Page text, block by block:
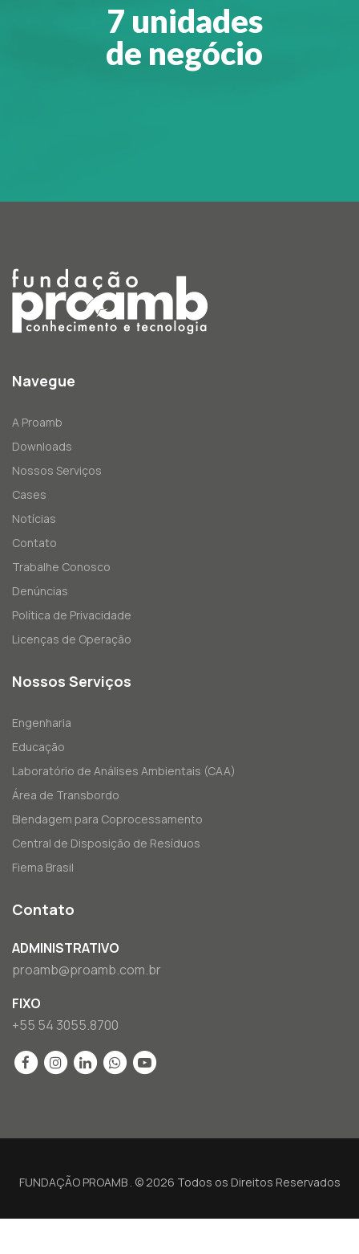
7 unidades
de negócio
Navegue
A Proamb
Downloads
Nossos Serviços
Cases
Notícias
Contato
Trabalhe Conosco
Denúncias
Política de Privacidade
Licenças de Operação
Nossos Serviços
Engenharia
Educação
Laboratório de Análises Ambientais (CAA)
Área de Transbordo
Blendagem para Coprocessamento
Central de Disposição de Resíduos
Fiema Brasil
Contato
ADMINISTRATIVO
proamb@proamb.com.br
FIXO
+55 54 3055.8700
FUNDAÇÃO PROAMB . © 2026 Todos os Direitos Reservados